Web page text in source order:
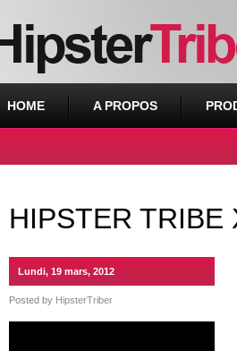
HOME A PROPOS
HIPSTER TRIBE
Lundi, 19 mars, 2012
Posted by HipsterTriber